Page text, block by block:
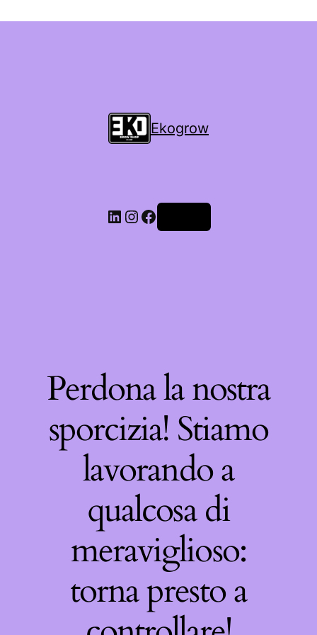
Ekogrow
Perdona la nostra
sporcizia! Stiamo
lavorando a
qualcosa di
meraviglioso:
torna presto a